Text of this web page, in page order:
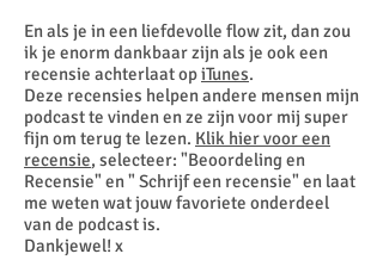
En als je in een liefdevolle flow zit, dan zou
ik je enorm dankbaar zijn als je ook een
recensie achterlaat opiTunes.
Deze recensies helpen andere mensen mijn
podcast te vinden en ze zijn voor mij super
fijn om terug te lezen. Klik hier voor een
recensie, selecteer: "Beoordeling en
Recensie" en " Schrijf een recensie" en laat
me weten wat jouw favoriete onderdeel
van de podcast is.
Dankjewel! x